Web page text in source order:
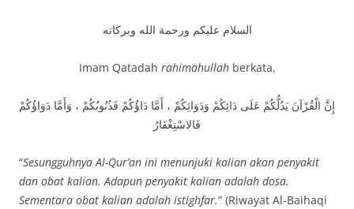
السلام عليكم ورحمة الله وبركاته
Imam Qatadah rahimahullahberkata,
إِنَّ الْقُرْآنَ يَدُلُّكُمْ عَلَى دَائِكُمْ وَدَوَائِكُمْ ، أَمَّا دَاؤُكُمْ فَذُنُوبُكُمْ ، وَأَمَّا دَوَاؤُكُمْ
فَالاسْتِغْفَارُ
“Sesungguhnya Al-Qur’an ini menunjuki kalian akan penyakit
dan obat kalian. Adapun penyakit kalian adalah dosa.
Sementara obat kalian adalah istighfar.” (Riwayat Al-Baihaqi